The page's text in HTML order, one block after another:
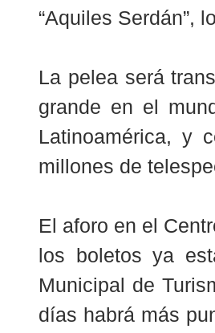
“Aquiles Serdán”,
La pelea será
grande en el
Latinoamérica, y
millones de
El aforo en el
los boletos ya
Municipal de
días habrá más